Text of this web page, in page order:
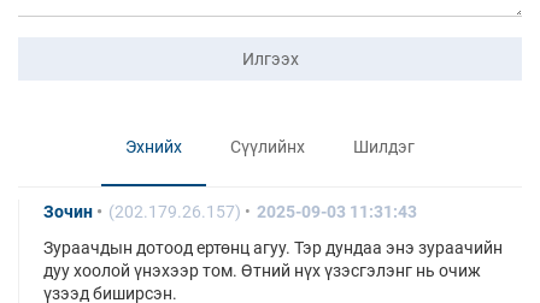
Илгээх
Эхнийх Сүүлийнх Шилдэг
Зочин (202.179.26.157)
2025-09-03 11:31:43
Зураачдын дотоод ертөнц агуу. Тэр дундаа энэ зураачийн
дуу хоолой үнэхээр том. Өтний нүх үзэсгэлэнг нь очиж
үзээд биширсэн.